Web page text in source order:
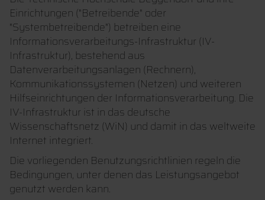
Einrichtungen ("Betreibende" oder
"Systembetreibende") betreiben eine
Informationsverarbeitungs-Infrastruktur (IV-
Infrastruktur), bestehend aus
Datenverarbeitungsanlagen (Rechnern),
Kommunikationssystemen (Netzen) und weiteren
Hilfseinrichtungen der Informationsverarbeitung. Die
IV-Infrastruktur ist in das deutsche
Wissenschaftsnetz (WiN) und damit in das weltweite
Internet integriert.
Die vorliegenden Benutzungsrichtlinien regeln die
Bedingungen, unter denen das Leistungsangebot
genutzt werden kann.